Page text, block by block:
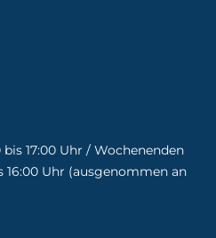
17:00 Uhr / Wochenenden
16:00 Uhr (ausgenommen an